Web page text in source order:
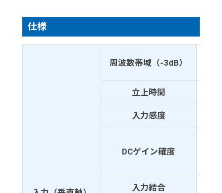
仕様
周波数帯域（-3dB）
立上時間
入力感度
DCゲイン確度
入力結合